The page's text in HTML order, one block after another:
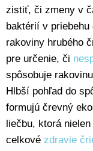
zistiť, či zmeny v
baktérií v
rakoviny hrubého
pre určenie, či
spôsobuje
Hlbší pohľad do
formujú črevný
liečbu, ktorá
celkové zdravie